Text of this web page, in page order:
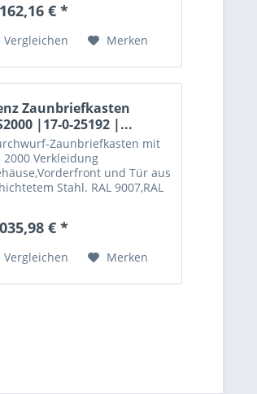
Öffnungsbegrenzern,...
€ *
Vergleichen Merken
Zaunbriefkasten
|17-0-25192 |...
Zaunbriefkasten mit
2000 Verkleidung
und Tür aus
Stahl. RAL 9007,RAL
€ *
Vergleichen Merken